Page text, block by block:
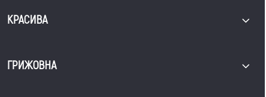
КРАСИВА
ГРИЖОВНА